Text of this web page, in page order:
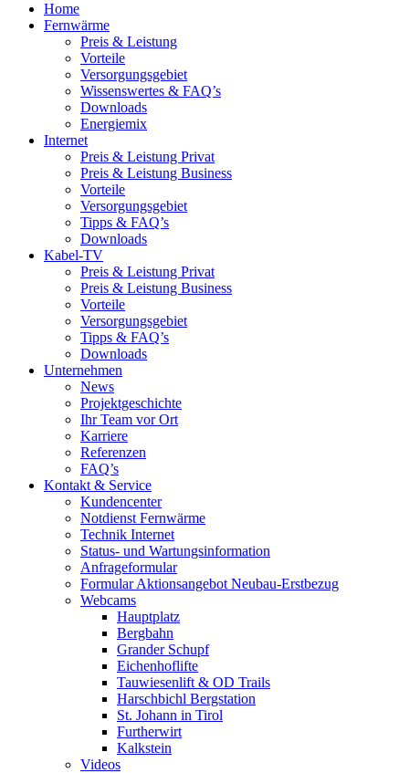
Home
Fernwärme
Preis & Leistung
Vorteile
Versorgungsgebiet
Wissenswertes & FAQ’s
Downloads
Energiemix
Internet
Preis & Leistung Privat
Preis & Leistung Business
Vorteile
Versorgungsgebiet
Tipps & FAQ’s
Downloads
Kabel-TV
Preis & Leistung Privat
Preis & Leistung Business
Vorteile
Versorgungsgebiet
Tipps & FAQ’s
Downloads
Unternehmen
News
Projektgeschichte
Ihr Team vor Ort
Karriere
Referenzen
FAQ’s
Kontakt & Service
Kundencenter
Notdienst Fernwärme
Technik Internet
Status- und Wartungsinformation
Anfrageformular
Formular Aktionsangebot Neubau-Erstbezug
Webcams
Hauptplatz
Bergbahn
Grander Schupf
Eichenhoflifte
Tauwiesenlift & OD Trails
Harschbichl Bergstation
St. Johann in Tirol
Furtherwirt
Kalkstein
Videos